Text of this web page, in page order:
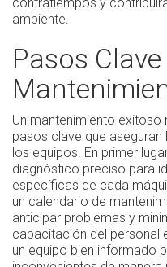
contratiempos y
ambiente.
Pasos
Un mantenimiento exitoso
pasos clave que
los equipos. En primer
diagnóstico preciso para
específicas de cada
un calendario de
anticipar problemas y
capacitación del personal
un equipo bien informado